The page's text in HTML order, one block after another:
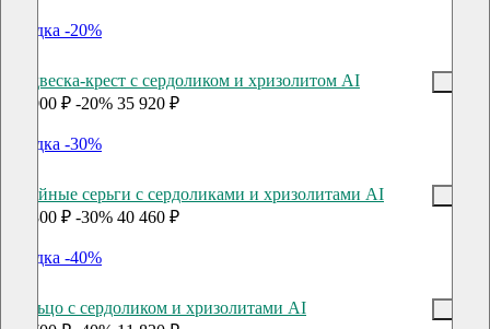
скидка -20%
Подвеска-крест с сердоликом и хризолитом AI
44 900 ₽ -20% 35 920 ₽
скидка -30%
Двойные серьги с сердоликами и хризолитами AI
57 800 ₽ -30% 40 460 ₽
скидка -40%
Кольцо с сердоликом и хризолитами AI